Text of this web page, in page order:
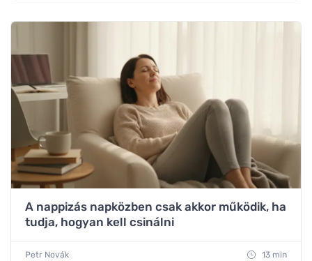
A nappizás napközben csak akkor működik, ha
tudja, hogyan kell csinálni
Petr Novák 13 min